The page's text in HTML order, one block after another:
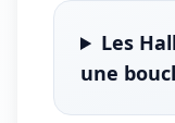
Les
une